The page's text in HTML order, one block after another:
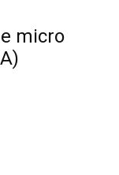
micro